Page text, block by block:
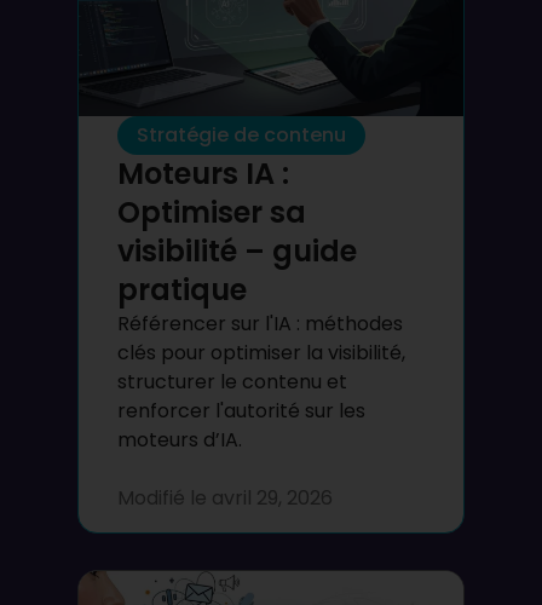
Stratégie de contenu
Moteurs IA :
Optimiser sa
visibilité – guide
pratique
Référencer sur l'IA : méthodes
clés pour optimiser la visibilité,
structurer le contenu et
renforcer l'autorité sur les
moteurs d’IA.
Modifié le avril 29, 2026